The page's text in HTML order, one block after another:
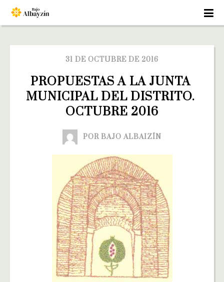
31 DE OCTUBRE DE 2016
PROPUESTAS A LA JUNTA
MUNICIPAL DEL DISTRITO.
OCTUBRE 2016
POR BAJO ALBAIZÍN